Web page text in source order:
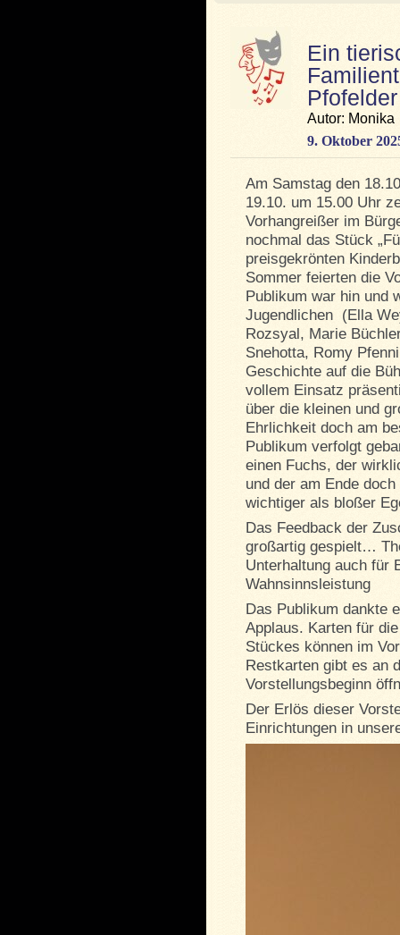
Ein
Autor: Monika
9. Oktober
Am Samstag den
19.10. um 15.00 Uhr
Vorhangreißer im
nochmal das Stück
preisgekrönten
Sommer feierten die
Publikum war hin und
Jugendlichen (Ella
Rozsyal, Marie
Snehotta, Romy
Geschichte auf die
vollem Einsatz
über die kleinen und
Ehrlichkeit doch am
Publikum verfolgt
einen Fuchs, der
und der am Ende
wichtiger als bloßer
Das Feedback der
großartig gespielt…
Unterhaltung auch für
Wahnsinnsleistung
Das Publikum dankte
Applaus. Karten für
Stückes können im
Restkarten gibt es an
Vorstellungsbeginn
Der Erlös dieser
Einrichtungen in